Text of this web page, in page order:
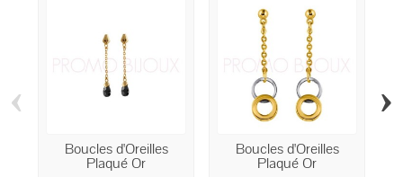
Boucles d'Oreilles
Plaqué Or
Boucles d'Oreilles
Plaqué Or
‹ ›